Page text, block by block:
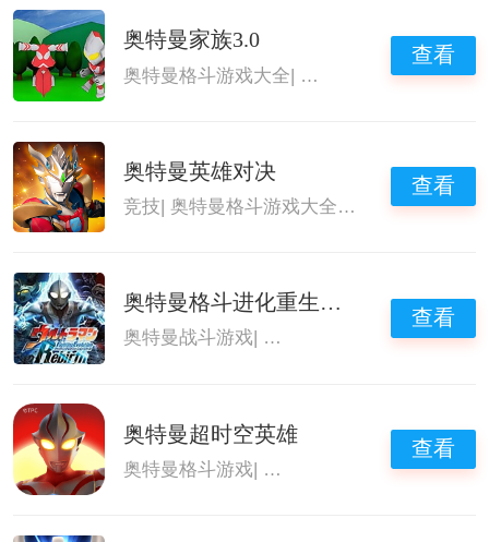
奥特曼家族3.0
奥特曼格斗游戏大全| 格斗手游 奥特曼游戏
查看
奥特曼英雄对决
竞技|奥特曼格斗游戏大全|能变身奥特曼的
查看
奥特曼格斗进化重生免费版
奥特曼战斗游戏 奥特曼格斗游戏大全|奥特
查看
奥特曼超时空英雄
奥特曼格斗游戏| 奥特曼格斗游戏大全|奥特
查看